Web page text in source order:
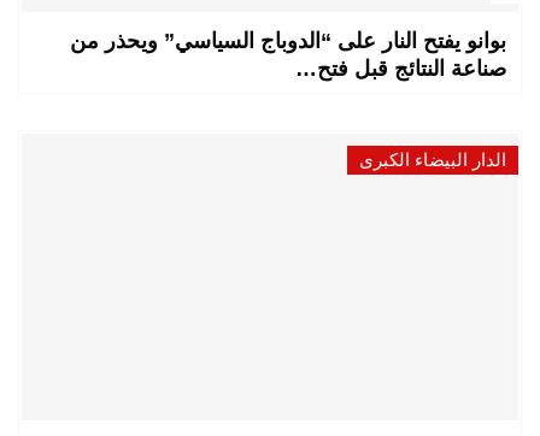
بوانو يفتح النار على “الدوباج السياسي” ويحذر من
صناعة النتائج قبل فتح…
الدار البيضاء الكبرى